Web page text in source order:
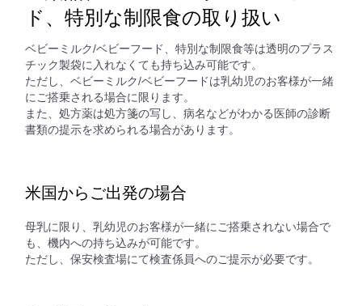
ド、特別な制限食の取り扱い
ベビーミルク/ベビーフード、特別な制限食等は透明のプラス
チック製袋に入れなくても持ち込み可能です。
ただし、ベビーミルク/ベビーフードは乳幼児のお客様が一緒
にご搭乗される場合に限ります。
また、処方薬は処方箋の写し、病名などがわかる医師の診断
書類の提示を求められる場合があります。
米国からご出発の場合
母乳に限り、乳幼児のお客様が一緒にご搭乗されない場合で
も、機内への持ち込みが可能です。
ただし、保安検査場にて検査係員へのご提示が必要です。